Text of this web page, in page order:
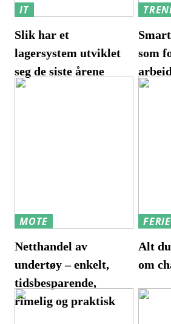
IT
Slik har et
lagersystem utviklet
seg de siste årene
som
MOTE
Netthandel av
undertøy – enkelt,
tidsbesparende,
rimelig og praktisk
Alt
om